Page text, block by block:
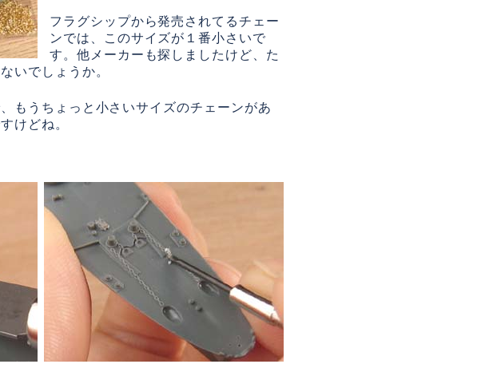
フラグシップから発売されてるチェー
ンでは、このサイズが１番小さいで
す。他メーカーも探しましたけど、た
いでしょうか。
もうちょっと小さいサイズのチェーンがあ
けどね。